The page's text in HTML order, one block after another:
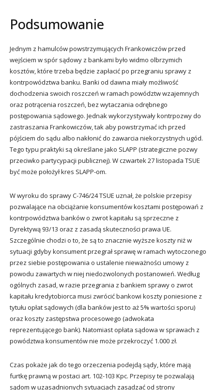
Podsumowanie
Jednym z hamulców powstrzymujących Frankowiczów przed
wejściem w spór sądowy z bankami było widmo olbrzymich
kosztów, które trzeba będzie zapłacić po przegraniu sprawy z
kontrpowództwa banku. Banki od dawna miały możliwość
dochodzenia swoich roszczeń w ramach powództw wzajemnych
oraz potrącenia roszczeń, bez wytaczania odrębnego
postępowania sądowego. Jednak wykorzystywały kontrpozwy do
zastraszania Frankowiczów, tak aby powstrzymać ich przed
pójściem do sądu albo nakłonić do zawarcia niekorzystnych ugód.
Tego typu praktyki są określane jako SLAPP (strategiczne pozwy
przeciwko partycypacji publicznej). W czwartek 27 listopada TSUE
być może położył kres SLAPP-om.
W wyroku do sprawy C-746/24 TSUE uznał, że polskie przepisy
pozwalające na obciążanie konsumentów kosztami postępowań z
kontrpowództwa banków o zwrot kapitału są sprzeczne z
Dyrektywą 93/13 oraz z zasadą skuteczności prawa UE.
Szczególnie chodzi o to, że są to znacznie wyższe koszty niż w
sytuacji gdyby konsument przegrał sprawę w ramach wytoczonego
przez siebie postępowania o ustalenie nieważności umowy z
powodu zawartych w niej niedozwolonych postanowień. Według
ogólnych zasad, w razie przegrania z bankiem sprawy o zwrot
kapitału kredytobiorca musi zwrócić bankowi koszty poniesione z
tytułu opłat sądowych (dla banków jest to aż 5% wartości sporu)
oraz koszty zastępstwa procesowego (adwokata
reprezentującego bank). Natomiast opłata sądowa w sprawach z
powództwa konsumentów nie może przekroczyć 1.000 zł.
Czas pokaże jak do tego orzeczenia podejdą sądy, które mają
furtkę prawną w postaci art. 102-103 Kpc. Przepisy te pozwalają
sądom w uzasadnionych sytuacjach zasądzać od strony